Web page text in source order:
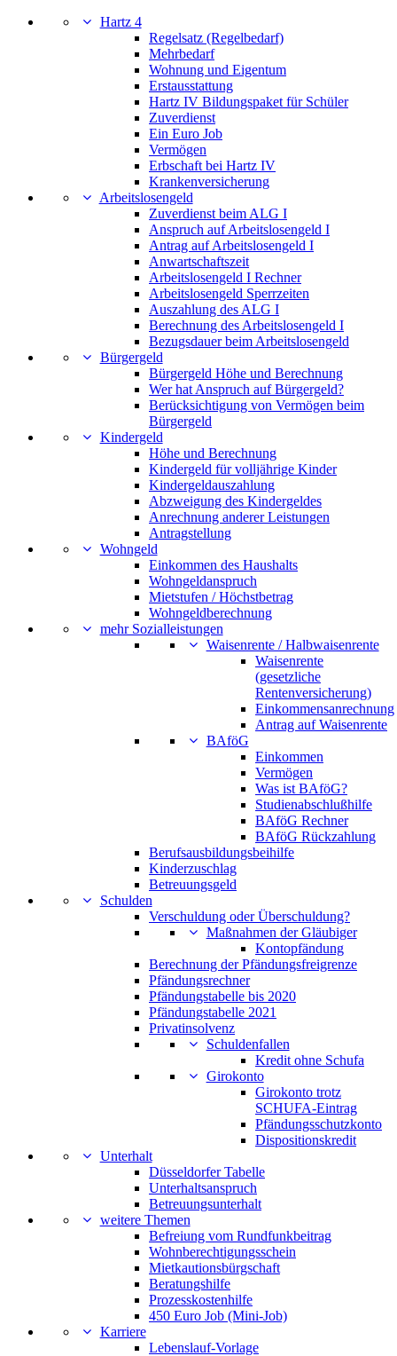
Hartz 4
Regelsatz (Regelbedarf)
Mehrbedarf
Wohnung und Eigentum
Erstausstattung
Hartz IV Bildungspaket für Schüler
Zuverdienst
Ein Euro Job
Vermögen
Erbschaft bei Hartz IV
Krankenversicherung
Arbeitslosengeld
Zuverdienst beim ALG I
Anspruch auf Arbeitslosengeld I
Antrag auf Arbeitslosengeld I
Anwartschaftszeit
Arbeitslosengeld I Rechner
Arbeitslosengeld Sperrzeiten
Auszahlung des ALG I
Berechnung des Arbeitslosengeld I
Bezugsdauer beim Arbeitslosengeld
Bürgergeld
Bürgergeld Höhe und Berechnung
Wer hat Anspruch auf Bürgergeld?
Berücksichtigung von Vermögen beim
Bürgergeld
Kindergeld
Höhe und Berechnung
Kindergeld für volljährige Kinder
Kindergeldauszahlung
Abzweigung des Kindergeldes
Anrechnung anderer Leistungen
Antragstellung
Wohngeld
Einkommen des Haushalts
Wohngeldanspruch
Mietstufen / Höchstbetrag
Wohngeldberechnung
mehr Sozialleistungen
Waisenrente / Halbwaisenrente
Waisenrente
(gesetzliche
Rentenversicherung)
Einkommensanrechnung
Antrag auf Waisenrente
BAföG
Einkommen
Vermögen
Was ist BAföG?
Studienabschlußhilfe
BAföG Rechner
BAföG Rückzahlung
Berufsausbildungsbeihilfe
Kinderzuschlag
Betreuungsgeld
Schulden
Verschuldung oder Überschuldung?
Maßnahmen der Gläubiger
Kontopfändung
Berechnung der Pfändungsfreigrenze
Pfändungsrechner
Pfändungstabelle bis 2020
Pfändungstabelle 2021
Privatinsolvenz
Schuldenfallen
Kredit ohne Schufa
Girokonto
Girokonto trotz
SCHUFA-Eintrag
Pfändungsschutzkonto
Dispositionskredit
Unterhalt
Düsseldorfer Tabelle
Unterhaltsanspruch
Betreuungsunterhalt
weitere Themen
Befreiung vom Rundfunkbeitrag
Wohnberechtigungsschein
Mietkautionsbürgschaft
Beratungshilfe
Prozesskostenhilfe
450 Euro Job (Mini-Job)
Karriere
Lebenslauf-Vorlage